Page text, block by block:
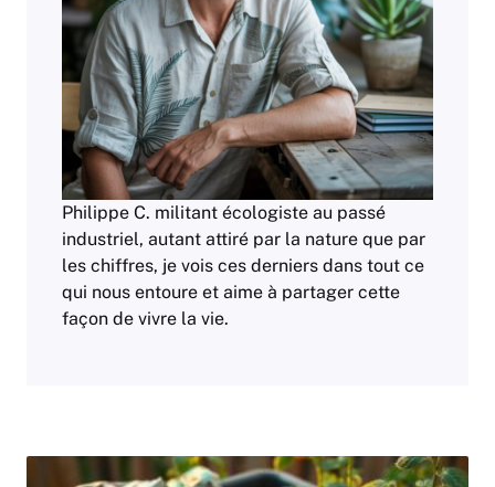
Philippe C. militant écologiste au passé
industriel, autant attiré par la nature que par
les chiffres, je vois ces derniers dans tout ce
qui nous entoure et aime à partager cette
façon de vivre la vie.